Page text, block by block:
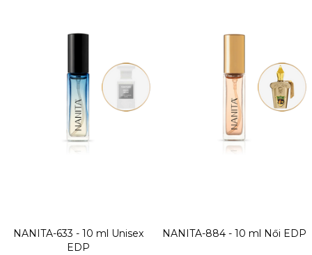
NANITA-633 - 10 ml Unisex
EDP
NANITA-884 - 10 ml Női EDP